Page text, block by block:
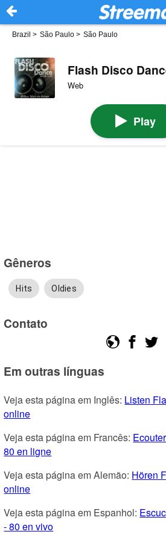
Brazil > São Paulo > São Paulo
Flash Disco
Web
Play
Gêneros
Hits Oldies
Contato
Em outras línguas
Veja esta página em Inglês: Listen
online
Veja esta página em Francês:
80 en ligne
Veja esta página em Alemão: Hören
online
Veja esta página em Espanhol:
- 80 en vivo